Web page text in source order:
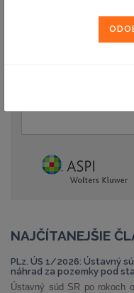
NAJČÍTANEJŠIE
PLz. ÚS 1/2026: Ústavný
náhrad za pozemky pod
Ústavný súd SR po rokoch